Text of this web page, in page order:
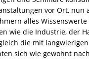
vor Ort,
alles
wie die Industrie, der
die mit
sich wie gewohnt